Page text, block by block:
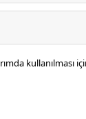
kullanılması